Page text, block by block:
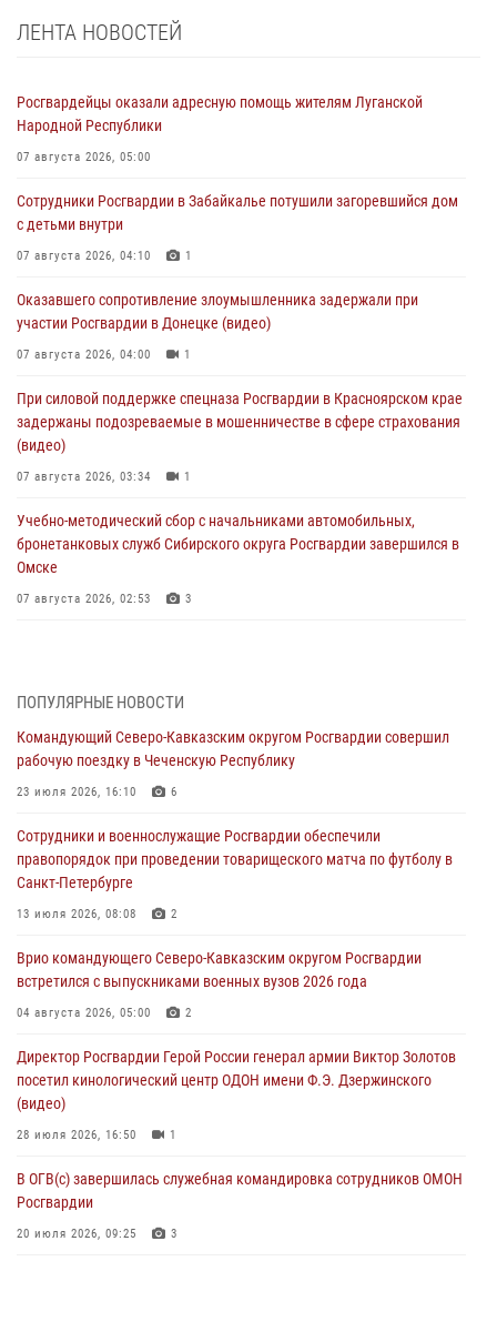
ЛЕНТА НОВОСТЕЙ
Росгвардейцы оказали адресную помощь жителям Луганской
Народной Республики
07 августа 2026, 05:00
Сотрудники Росгвардии в Забайкалье потушили загоревшийся дом
с детьми внутри
07 августа 2026, 04:10 1
Оказавшего сопротивление злоумышленника задержали при
участии Росгвардии в Донецке (видео)
07 августа 2026, 04:00 1
При силовой поддержке спецназа Росгвардии в Красноярском крае
задержаны подозреваемые в мошенничестве в сфере страхования
(видео)
07 августа 2026, 03:34 1
Учебно-методический сбор с начальниками автомобильных,
бронетанковых служб Сибирского округа Росгвардии завершился в
Омске
07 августа 2026, 02:53 3
В Нижнем Новгороде состоялось Всероссийское совещание-
семинар по вопросам развития вневедомственной охраны
06 августа 2026, 14:47 10 1
В Брянске сотрудники и военнослужащие Росгвардии почтили
память Героя России Олега Визнюка
В кинологическом центре Уральского округа Росгвардии почтили
память товарищей, погибших при исполнении воинского долга
В Центральном округе Росгвардии прошли мероприятия к
108‑летию генерала армии И.К. Яковлева
06 августа 2026, 13:24
ПОПУЛЯРНЫЕ НОВОСТИ
Командующий Северо-Кавказским округом Росгвардии совершил
рабочую поездку в Чеченскую Республику
23 июля 2026, 16:10 6
Сотрудники и военнослужащие Росгвардии обеспечили
правопорядок при проведении товарищеского матча по футболу в
Санкт-Петербурге
13 июля 2026, 08:08 2
Врио командующего Северо-Кавказским округом Росгвардии
встретился с выпускниками военных вузов 2026 года
04 августа 2026, 05:00 2
Директор Росгвардии Герой России генерал армии Виктор Золотов
посетил кинологический центр ОДОН имени Ф.Э. Дзержинского
(видео)
28 июля 2026, 16:50 1
В ОГВ(с) завершилась служебная командировка сотрудников ОМОН
Росгвардии
20 июля 2026, 09:25 3